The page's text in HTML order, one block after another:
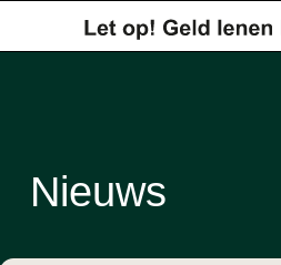
Nieuws